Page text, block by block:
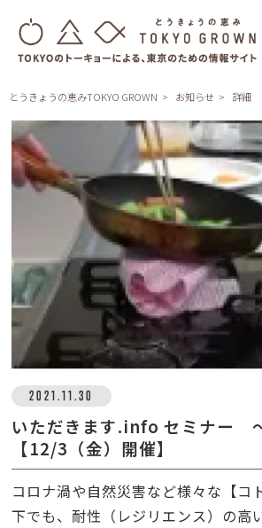
とうきょうの恵みTOKYO GROWN お知らせ 詳細
2021.11.30
いただきます.info セミナー
【12/3（金）開催】
コロナ渦や自然災害など様々な【コ
下でも、耐性（レジリエンス）の高